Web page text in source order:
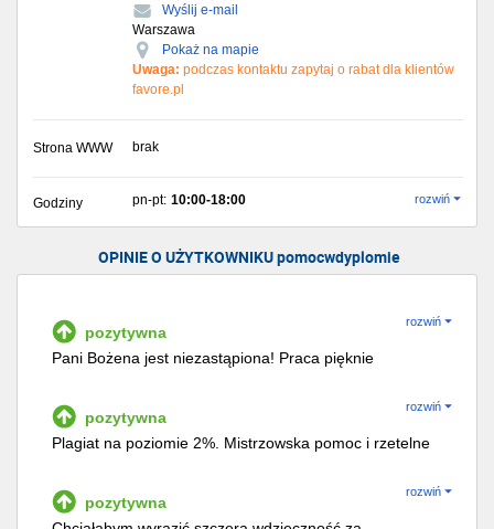
Wyślij e-mail
Warszawa
Pokaż na mapie
Uwaga: podczas kontaktu zapytaj o rabat dla klientów
favore.pl
Strona WWW brak
Godziny pn-pt: 10:00-18:00 rozwiń
OPINIE O UŻYTKOWNIKU pomocwdyplomie
pozytywna
rozwiń
Pani Bożena jest niezastąpiona! Praca pięknie
Ekspresowa pomoc, o nic nie musiałam się martwić.
Rzetelnie wykonane zlecenie. Jestem bardzo
zadowolona :)
pozytywna
rozwiń
Plagiat na poziomie 2%. Mistrzowska pomoc i rzetelne
pozytywna
rozwiń